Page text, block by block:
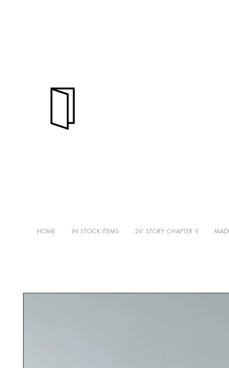
HOME IN STOCK ITEMS 26' STORY CHAPTER V